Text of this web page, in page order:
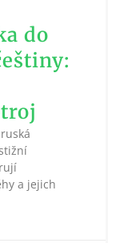
do
a jejich